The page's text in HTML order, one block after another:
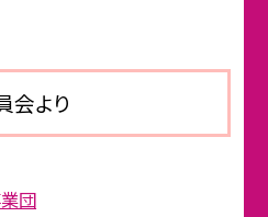
会より
団